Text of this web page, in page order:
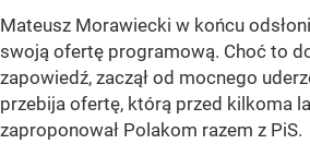
Mateusz Morawiecki w końcu
swoją ofertę programową. Choć to
zapowiedź, zaczął od mocnego
przebija ofertę, którą przed kilkoma
zaproponował Polakom razem z PiS.